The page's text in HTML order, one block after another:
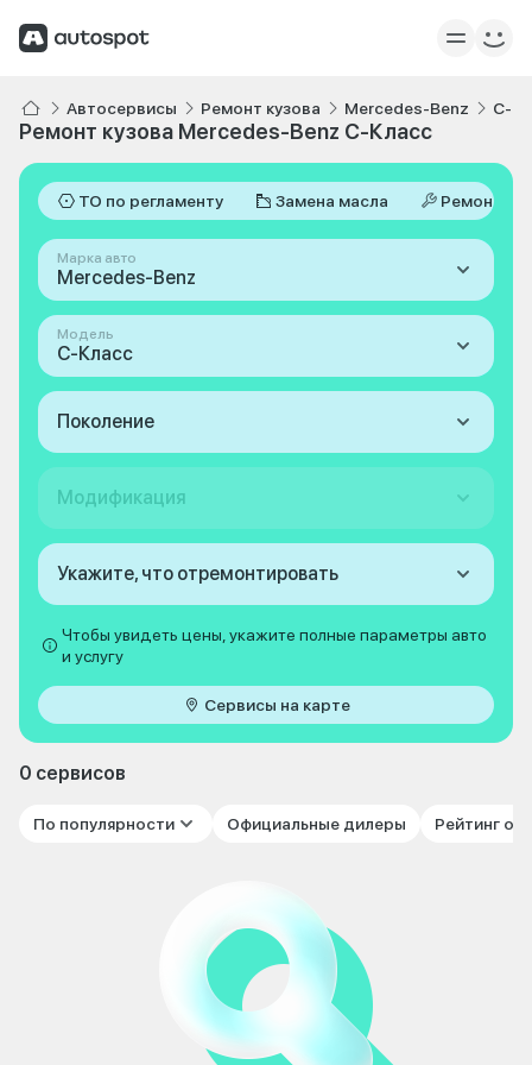
Автосервисы Ремонт кузова Mercedes-Benz C-
Ремонт кузова Mercedes-Benz C-Класс
ТО по регламенту Замена масла Ремонт
Марка авто
Mercedes-Benz
Модель
C-Класс
Поколение
Модификация
Укажите, что отремонтировать
Чтобы увидеть цены, укажите полные параметры авто
и услугу
Сервисы на карте
0 сервисов
По популярности Официальные дилеры Рейтинг